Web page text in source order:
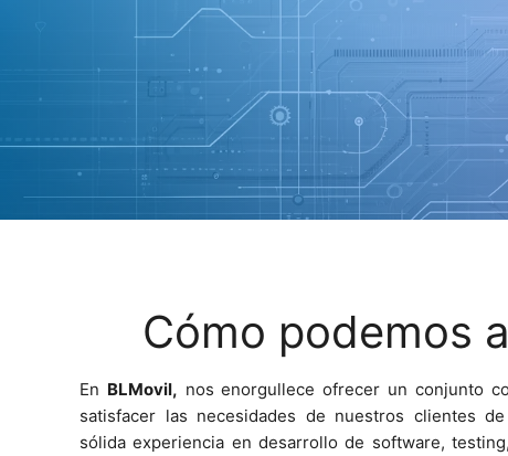
Cómo podemos
En BLMovil, nos enorgullece ofrecer un conjunto
satisfacer las necesidades de nuestros clientes
sólida experiencia en desarrollo de software,